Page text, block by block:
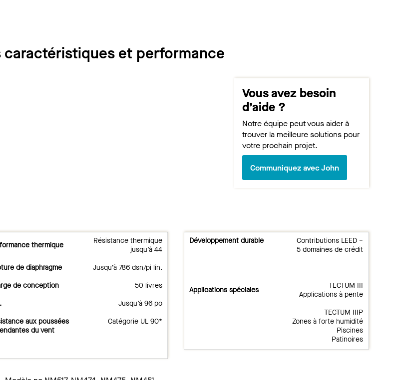
caractéristiques et performance
Vous avez besoin
d’aide ?
Notre équipe peut vous aider à
trouver la meilleure solutions pour
votre prochain projet.
Communiquez avec John
thermique
Résistance thermique
jusqu’à 44
de diaphragme
Jusqu’à 786 dsn/pi lin.
de conception
50 livres
Jusqu’à 96 po
aux poussées
du vent
Catégorie UL 90*
Développement durable
Contributions LEED −
5 domaines de crédit
Applications spéciales
TECTUM III
Applications à pente
TECTUM IIIP
Zones à forte humidité
Piscines
Patinoires